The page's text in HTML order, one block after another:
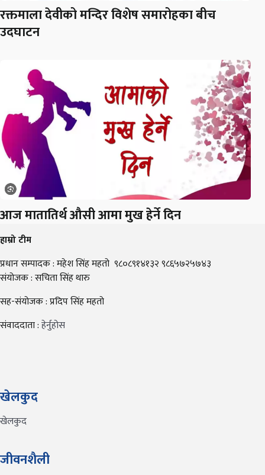
रक्तमाला देवीको मन्दिर विशेष समारोहका बीच
उदघाटन
आज मातातिर्थ औसी आमा मुख हेर्ने दिन
हाम्रो टीम
प्रधान सम्पादक : महेश सिंह महतो ९८०८९१४१३२ ९८६५७२५७४३
संयोजक : सचिता सिंह थारु
सह-संयोजक : प्रदिप सिंह महतो
संवाददाता :हेर्नुहोस
खेलकुद
खेलकुद
जीवनशैली